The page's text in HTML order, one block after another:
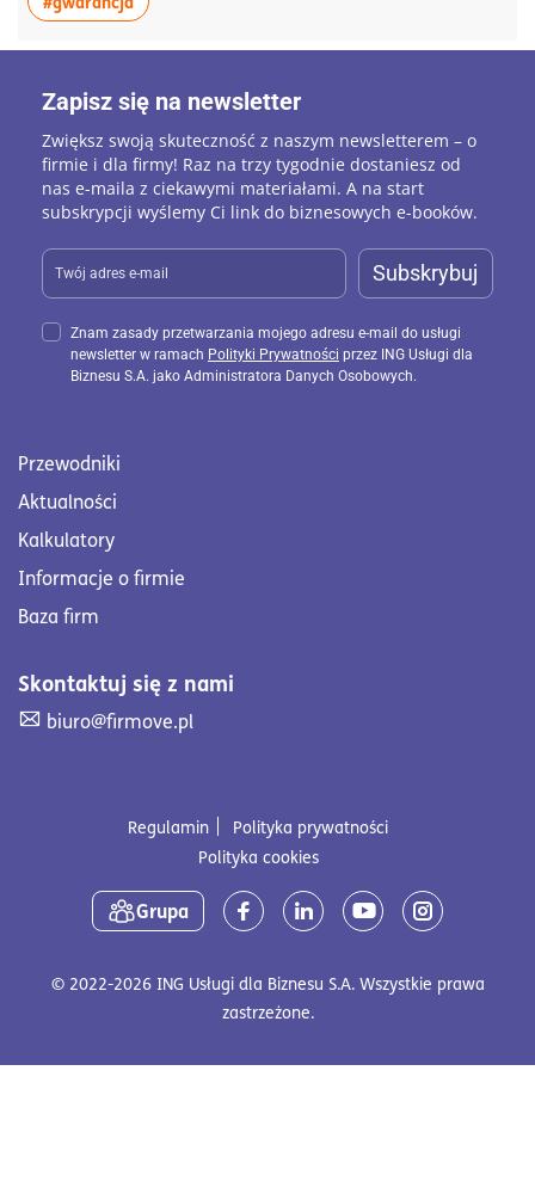
Przewodniki
Aktualności
Kalkulatory
Informacje o firmie
Baza firm
Skontaktuj się z nami
Skontaktuj się z nami. Wyślij mail na adres
biuro@firmove.pl
Zapisz się na newsletter
Zwiększ swoją skuteczność z naszym newsletterem – o
firmie i dla firmy! Raz na trzy tygodnie dostaniesz od
nas e-maila z ciekawymi materiałami. A na start
subskrypcji wyślemy Ci link do biznesowych e-booków.
Subskrybuj
Znam zasady przetwarzania mojego adresu e-mail do usługi
newsletter w ramach Polityki Prywatności przez ING Usługi dla
Biznesu S.A. jako Administratora Danych Osobowych.
© 2022-2026 ING Usługi dla Biznesu S.A. Wszystkie prawa
zastrzeżone.
Regulamin
Polityka prywatności
Polityka cookies
Media społecznościowe
Grupa